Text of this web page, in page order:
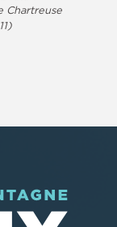
Chartreuse
)